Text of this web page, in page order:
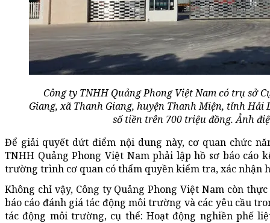
Công ty TNHH Quảng Phong Việt Nam có trụ sở
Giang, xã Thanh Giang, huyện Thanh Miện, tỉnh
số tiền trên 700 triệu đồng. Ảnh
Để giải quyết dứt điểm nội dung này, cơ quan chức
TNHH Quảng Phong Việt Nam phải lập hồ sơ báo cáo
trường trình cơ quan có thẩm quyền kiểm tra, xác nhận
Không chỉ vậy, Công ty Quảng Phong Việt Nam còn
báo cáo đánh giá tác động môi trường và các yêu cầu
tác động môi trường, cụ thể: Hoạt động nghiền phế